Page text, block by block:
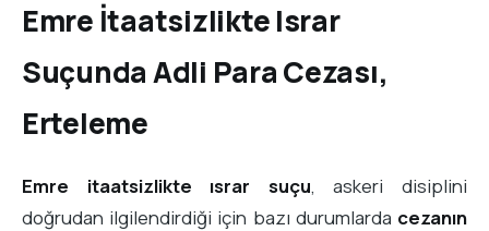
Emre İtaatsizlikte Israr
Suçunda Adli Para Cezası,
Erteleme
Emre itaatsizlikte ısrar suçu, askeri disiplini
doğrudan ilgilendirdiği için bazı durumlarda cezanın